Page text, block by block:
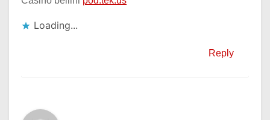
Loading...
Reply